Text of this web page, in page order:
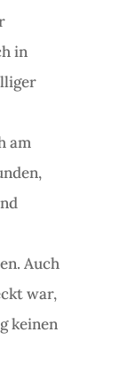
in
am
Auch
war,
keinen